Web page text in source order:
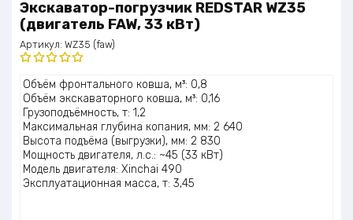
Экскаватор-погрузчик REDSTAR WZ35
(двигатель FAW, 33 кВт)
Артикул: WZ35 (faw)
Оценка
5.00из 5
Объём фронтального ковша, м³: 0,8
Объём экскаваторного ковша, м³: 0,16
Грузоподъёмность, т: 1,2
Максимальная глубина копания, мм: 2 640
Высота подъёма (выгрузки), мм: 2 830
Мощность двигателя, л.с.: ~45 (33 кВт)
Модель двигателя: Xinchai 490
Эксплуатационная масса, т: 3,45